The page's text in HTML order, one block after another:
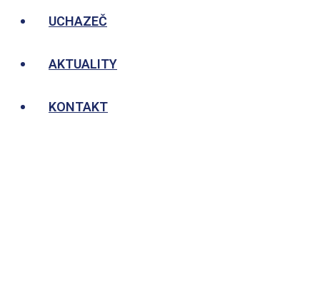
UCHAZEČ
AKTUALITY
KONTAKT